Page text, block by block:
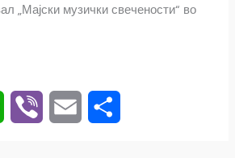
„Мајски музички свечености“ во